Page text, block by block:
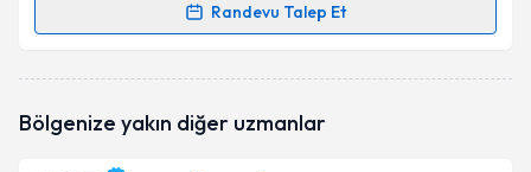
Randevu Talep Et
Randevu Takvimi Talebi
oluşturun. Size bu uzmandan randevu almanız için bir
Bölgenize yakın diğer uzmanlar